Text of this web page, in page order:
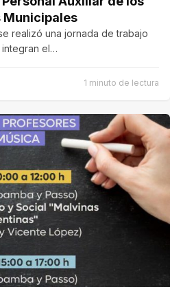
realizó una jornada de trabajo
integran el…
1 minuto de lectura